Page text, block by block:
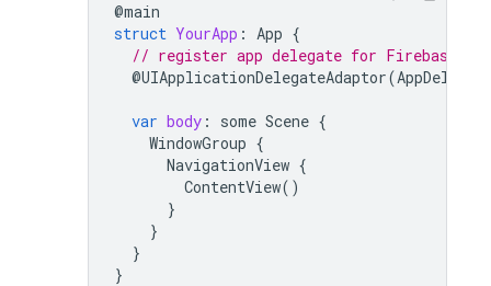
@main
struct YourApp : App {
// register app delegate for Firebase
@UIApplicationDelegateAdaptor(
var body : some Scene {
WindowGroup {
NavigationView {
ContentView()
}
}
}
}